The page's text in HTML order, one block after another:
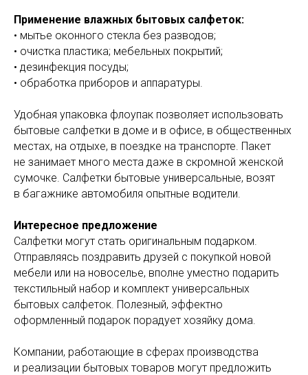
Применение влажных бытовых салфеток:
• мытье оконного стекла без разводов;
• очистка пластика; мебельных покрытий;
• дезинфекция посуды;
• обработка приборов и аппаратуры.
Удобная упаковка флоупак позволяет использовать
бытовые салфетки в доме и в офисе, в общественных
местах, на отдыхе, в поездке на транспорте. Пакет
не занимает много места даже в скромной женской
сумочке. Салфетки бытовые универсальные, возят
в багажнике автомобиля опытные водители.
Интересное предложение
Салфетки могут стать оригинальным подарком.
Отправляясь поздравить друзей с покупкой новой
мебели или на новоселье, вполне уместно подарить
текстильный набор и комплект универсальных
бытовых салфеток. Полезный, эффектно
оформленный подарок порадует хозяйку дома.
Компании, работающие в сферах производства
и реализации бытовых товаров могут предложить